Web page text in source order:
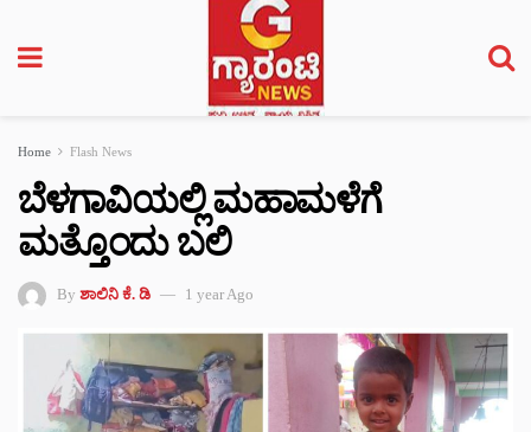
Home Flash News
ಬೆಳಗಾವಿಯಲ್ಲಿ ಮಹಾಮಳೆಗೆ
ಮತ್ತೊಂದು ಬಲಿ
By ಶಾಲಿನಿ ಕೆ. ಡಿ 1 year Ago